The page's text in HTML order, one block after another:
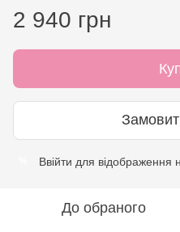
2 940 грн
Ввійти для відображення
До обраного